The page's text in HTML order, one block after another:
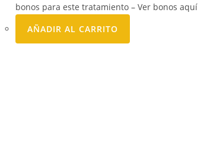
bonos para este tratamiento – Ver bonos aquí
AÑADIR AL CARRITO